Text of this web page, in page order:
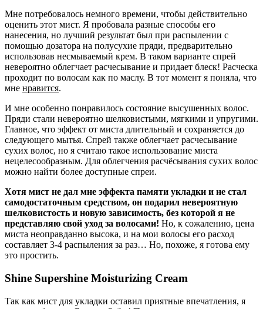
Мне потребовалось немного времени, чтобы действительно
оценить этот мист. Я пробовала разные способы его
нанесения, но лучший результат был при распылении с
помощью дозатора на полусухие пряди, предварительно
использовав несмываемый крем. В таком варианте спрей
невероятно облегчает расчесывание и придает блеск! Расческа
проходит по волосам как по маслу. В тот момент я поняла, что
мне нравится.
И мне особенно понравилось состояние высушенных волос.
Пряди стали невероятно шелковистыми, мягкими и упругими.
Главное, что эффект от миста длительный и сохраняется до
следующего мытья. Спрей также облегчает расчесывание
сухих волос, но я считаю такое использование миста
нецелесообразным. Для облегчения расчёсывания сухих волос
можно найти более доступные спреи.
Хотя мист не дал мне эффекта памяти укладки и не стал
самодостаточным средством, он подарил невероятную
шелковистость и новую зависимость, без которой я не
представляю свой уход за волосами! Но, к сожалению, цена
миста неоправданно высока, и на мои волосы его расход
составляет 3-4 распыления за раз… Но, похоже, я готова ему
это простить.
Shine Supershine Moisturizing Cream
Так как мист для укладки оставил приятные впечатления, я